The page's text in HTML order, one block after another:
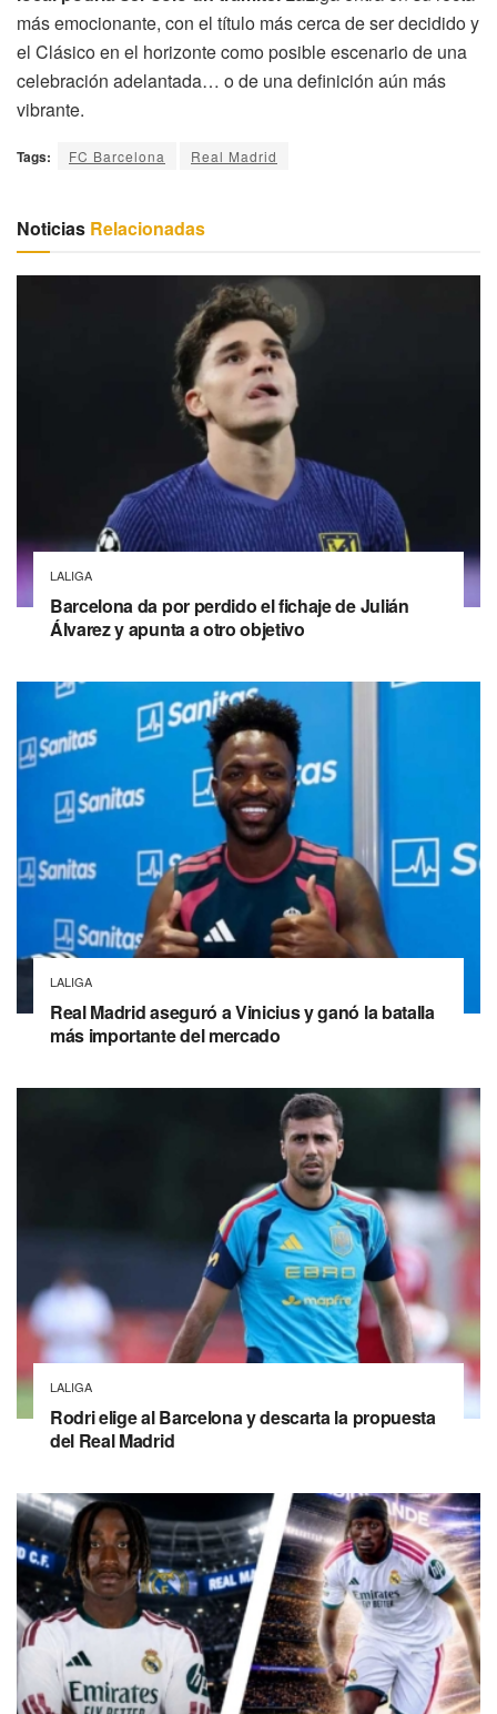
más emocionante, con el título más cerca de ser decidido y
el Clásico en el horizonte como posible escenario de una
celebración adelantada… o de una definición aún más
vibrante.
Tags: FC Barcelona Real Madrid
Noticias Relacionadas
LALIGA
Barcelona da por perdido el fichaje de Julián
Álvarez y apunta a otro objetivo
LALIGA
Real Madrid aseguró a Vinicius y ganó la batalla
más importante del mercado
LALIGA
Rodri elige al Barcelona y descarta la propuesta
del Real Madrid